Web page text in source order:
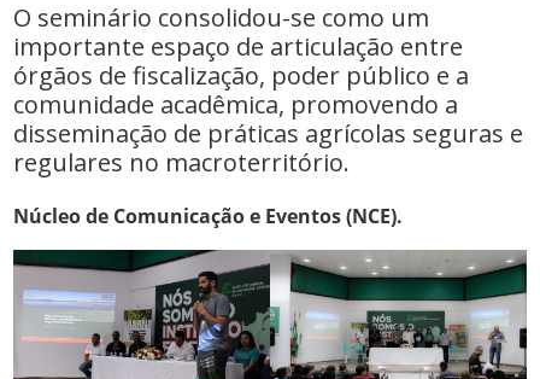
O seminário consolidou-se como um
importante espaço de articulação entre
órgãos de fiscalização, poder público e a
comunidade acadêmica, promovendo a
disseminação de práticas agrícolas seguras e
regulares no macroterritório.
Núcleo de Comunicação e Eventos (NCE).